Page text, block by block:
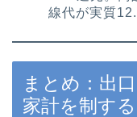
線代が実質
まとめ：出
家計を制する